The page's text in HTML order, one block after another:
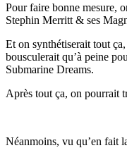
Pour faire bonne mesure,
Stephin Merritt & ses
Et on synthétiserait tout
bousculerait qu’à peine
Submarine Dreams.
Après tout ça, on pourrait
Néanmoins, vu qu’en fait